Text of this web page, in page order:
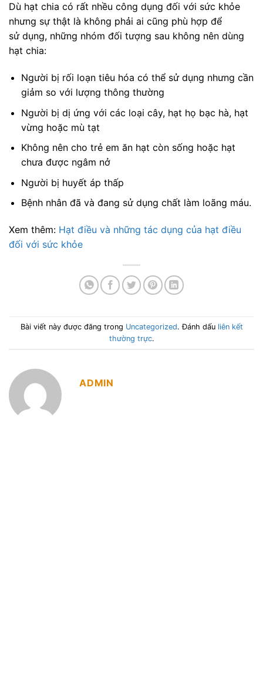
Dù hạt chia có rất nhều công dụng đối với sức khỏe
nhưng sự thật là không phải ai cũng phù hợp để
sử dụng, những nhóm đối tượng sau không nên dùng
hạt chia:
Người bị rối loạn tiêu hóa có thể sử dụng nhưng cần
giảm so với lượng thông thường
Người bị dị ứng với các loại cây, hạt họ bạc hà, hạt
vừng hoặc mù tạt
Không nên cho trẻ em ăn hạt còn sống hoặc hạt
chưa được ngâm nở
Người bị huyết áp thấp
Bệnh nhân đã và đang sử dụng chất làm loãng máu.
Xem thêm: Hạt điều và những tác dụng của hạt điều
đối với sức khỏe
Bài viết này được đăng trong Uncategorized. Đánh dấu liên kết
thường trực.
ADMIN